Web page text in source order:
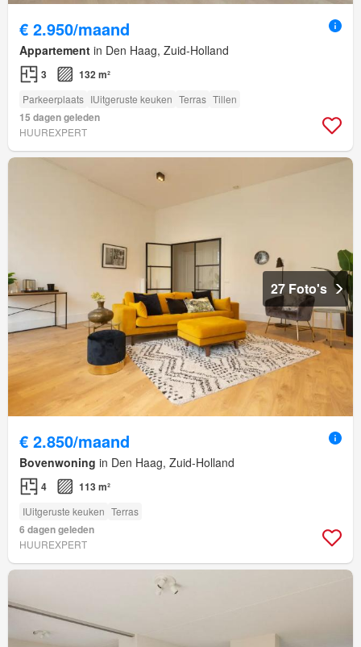
€ 2.950/maand
Appartement in Den Haag, Zuid-Holland
3 132 m²
Parkeerplaats IUitgeruste keuken Terras Tillen
15 dagen geleden
HUUREXPERT
27 Foto's
€ 2.850/maand
Bovenwoning in Den Haag, Zuid-Holland
4 113 m²
IUitgeruste keuken Terras
6 dagen geleden
HUUREXPERT